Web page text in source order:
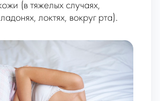
(в тяжелых случаях,
локтях, вокруг рта).